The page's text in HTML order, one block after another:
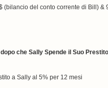
(bilancio del conto corrente di Bill) &
che Sally Spende il Suo
a Sally al 5% per 12 mesi